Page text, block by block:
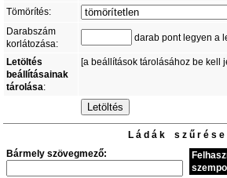
Tömörítés:
Darabszám
korlátozása:
darab pont legyen a
Letöltés
beállításainak
tárolása:
[a beállítások tárolásához be kell
L á d á k s z ű r é s e
Bármely szövegmező: